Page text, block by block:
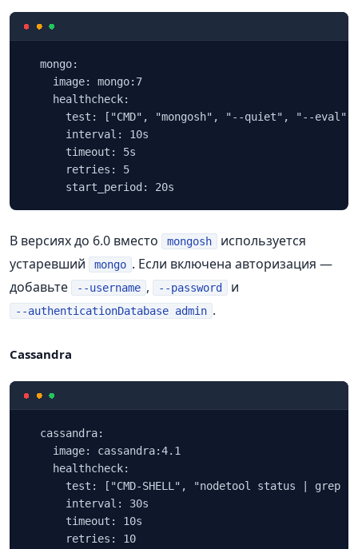
  mongo:
    image: mongo:7
    healthcheck:
test: ["CMD", "mongosh", "--quiet", "--
      interval: 10s
      timeout: 5s
      retries: 5
      start_period: 20s
В версиях до 6.0 вместо mongosh
используется
устаревший
mongo . Если включена авторизация —
добавьте
--username , --password и
--authenticationDatabase admin .
Cassandra
  cassandra:
    image: cassandra:4.1
    healthcheck:
test: ["CMD-SHELL", "nodetool status | grep -
      interval: 30s
      timeout: 10s
      retries: 10